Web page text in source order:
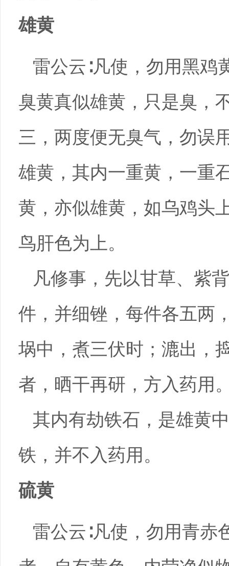
雄黄
雷公云∶凡使，勿用黑鸡
臭黄真似雄黄，只是臭，
三，两度便无臭气，勿误
雄黄，其内一重黄，一重
黄，亦似雄黄，如乌鸡头
鸟肝色为上。
凡修事，先以甘草、紫
件，并细锉，每件各五两
埚中，煮三伏时；漉出，
者，晒干再研，方入药用
其内有劫铁石，是雄黄
铁，并不入药用。
硫黄
雷公云∶凡使，勿用青赤